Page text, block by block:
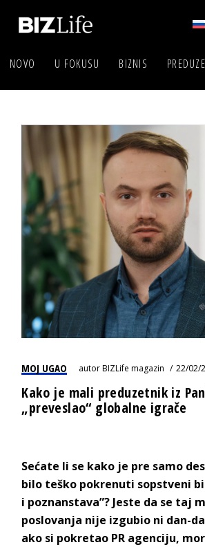
NOVO U FOKUSU BIZNIS
MOJ UGAO autorBIZLife magazin 22/02/
Kako je mali preduzetnik iz
„preveslao“ globalne igrače
Sećate li se kako je pre samo
bilo teško pokrenuti sopstveni
i poznanstava”? Jeste da se taj
poslovanja nije izgubio ni dan-
ako si pokretao PR agenciju,